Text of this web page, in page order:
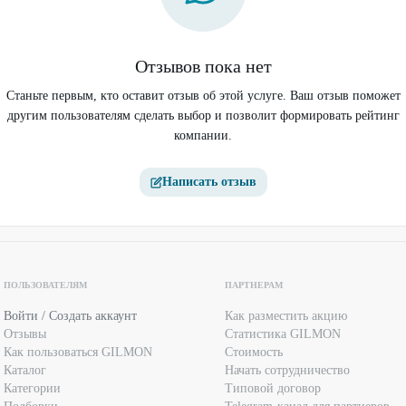
Отзывов пока нет
Станьте первым, кто оставит отзыв об этой услуге. Ваш отзыв поможет
другим пользователям сделать выбор и позволит формировать рейтинг
компании.
Написать отзыв
ПОЛЬЗОВАТЕЛЯМ
Войти / Создать аккаунт
Отзывы
Как пользоваться GILMON
Каталог
Категории
ПАРТНЕРАМ
Как разместить акцию
Статистика GILMON
Стоимость
Начать сотрудничество
Типовой договор